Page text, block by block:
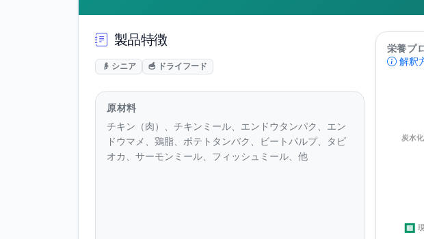
製品特徴
👴 シニア 🥣 ドライフード
原材料
チキン（肉）、チキンミール、エンドウタンパク、エン
ドウマメ、鶏脂、ポテトタンパク、ビートパルプ、タピ
オカ、サーモンミール、フィッシュミール、他
栄養プ
解釈